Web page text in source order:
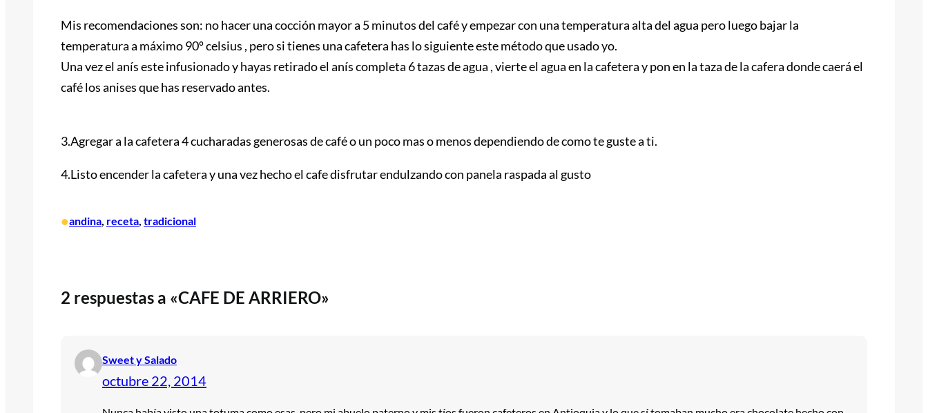
Mis recomendaciones son: no hacer una cocción mayor a 5 minutos del café y empezar con una temperatura alta del agua pero luego bajar la
temperatura a máximo 90º celsius , pero si tienes una cafetera has lo siguiente este método que usado yo.
Una vez el anís este infusionado y hayas retirado el anís completa 6 tazas de agua , vierte el agua en la cafetera y pon en la taza de la cafera donde caerá el
café los anises que has reservado antes.
3.Agregar a la cafetera 4 cucharadas generosas de café o un poco mas o menos dependiendo de como te guste a ti.
4.Listo encender la cafetera y una vez hecho el cafe disfrutar endulzando con panela raspada al gusto
•andina receta tradicional
2 respuestas a «CAFE DE ARRIERO»
Sweet y Salado
octubre 22, 2014